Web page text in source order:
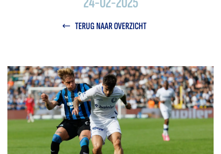
TERUG NAAR OVERZICHT